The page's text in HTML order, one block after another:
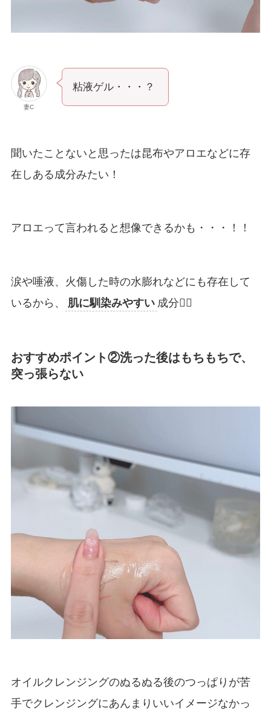
妻C
粘液ゲル・・・？
聞いたことないと思ったは昆布やアロエなどに存
在しある成分みたい！
アロエって言われると想像できるかも・・・！！
涙や唾液、火傷した時の水膨れなどにも存在して
いるから、
肌に馴染みやすい 成分🙆‍♀️
おすすめポイント②洗った後はもちもちで、
突っ張らない
オイルクレンジングのぬるぬる後のつっぱりが苦
手でクレンジングにあんまりいいイメージなかっ